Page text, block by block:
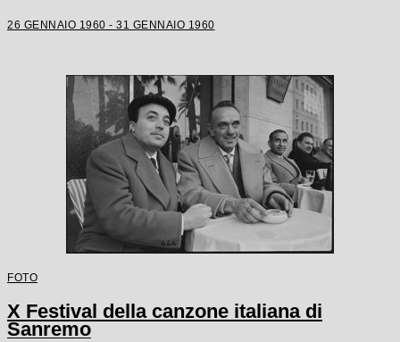
26 GENNAIO 1960 - 31 GENNAIO 1960
FOTO
X Festival della canzone italiana di
Sanremo